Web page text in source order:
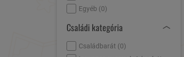
Egyéb (0)
Családi kategória
Családbarát (0)